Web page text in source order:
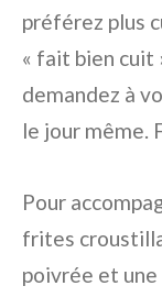
préférez plus
« fait bien cuit
demandez à
le jour même.
Pour
frites
poivrée et